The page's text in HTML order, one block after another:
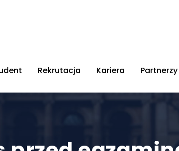
Rekrutacja Kariera Partnerzy